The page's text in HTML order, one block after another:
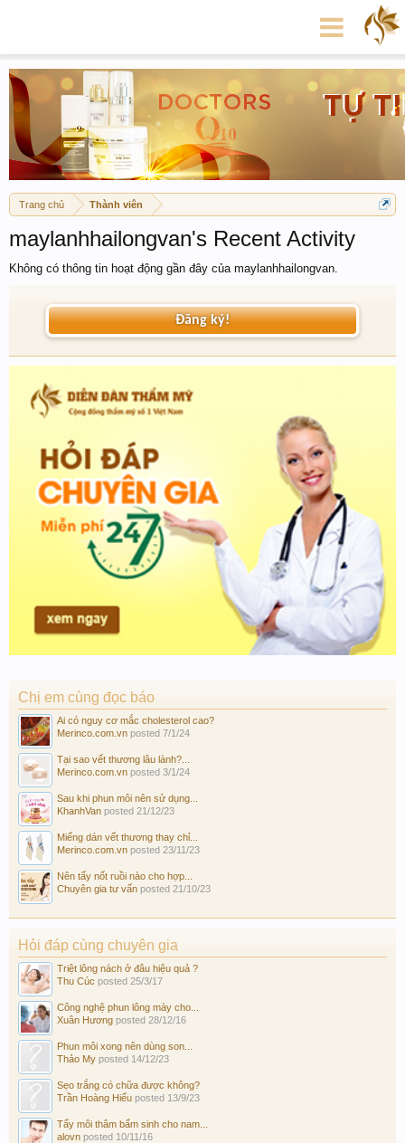
Trang chủ Thành viên
maylanhhailongvan's Recent Activity
Không có thông tin hoạt động gần đây của maylanhhailongvan.
Đăng ký!
Chị em cùng đọc báo
Ai có nguy cơ mắc cholesterol cao?
Merinco.com.vn posted 7/1/24
Tại sao vết thương lâu lành?...
Merinco.com.vn posted 3/1/24
Sau khi phun môi nên sử dụng...
KhanhVan posted 21/12/23
Miếng dán vết thương thay chỉ...
Merinco.com.vn posted 23/11/23
Nên tẩy nốt ruồi nào cho hợp...
Chuyên gia tư vấn posted 21/10/23
Hỏi đáp cùng chuyên gia
Triệt lông nách ở đâu hiệu quả ?
Thu Cúc posted 25/3/17
Công nghệ phun lông mày cho...
Xuân Hương posted 28/12/16
Phun môi xong nên dùng son...
Thảo My posted 14/12/23
Sẹo trắng có chữa được không?
Trần Hoàng Hiếu posted 13/9/23
Tẩy môi thâm bẩm sinh cho nam...
alovn posted 10/11/16